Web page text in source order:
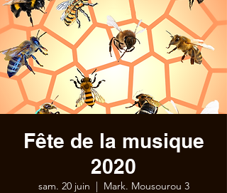
Fête de la musique
2020
sam. 20 juin
  |
Mark. Mousourou 3